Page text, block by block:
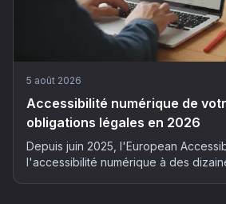
5 août 2026
Accessibilité numérique de
obligations légales en 2026
Depuis juin 2025, l'European
l'accessibilité numérique à des